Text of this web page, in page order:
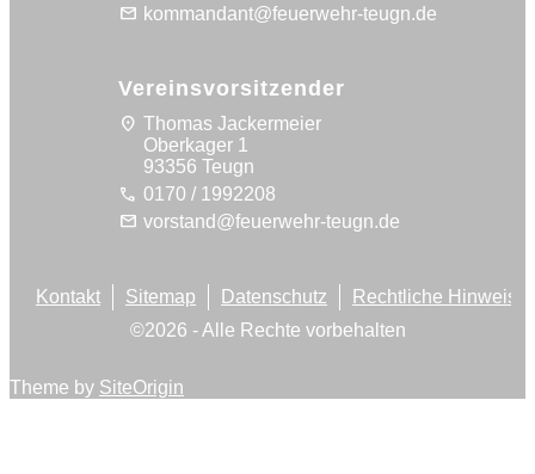
mail kommandant@feuerwehr-teugn.de
Vereinsvorsitzender
location_on Thomas Jackermeier
Oberkager 1
93356 Teugn
call 0170 / 1992208
mail vorstand@feuerwehr-teugn.de
©2026 - Alle Rechte vorbehalten
Kontakt Sitemap Datenschutz Rechtliche Hinweise
Theme by SiteOrigin